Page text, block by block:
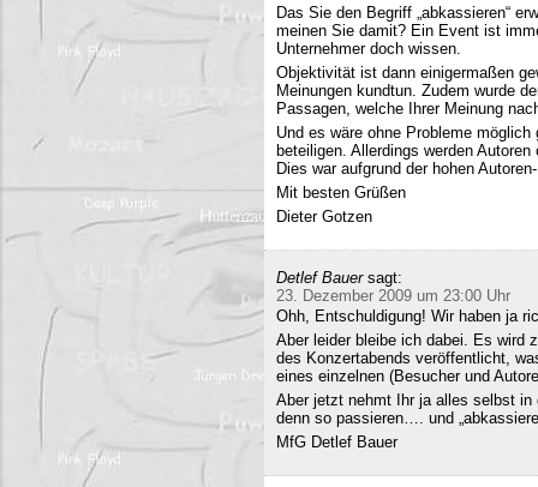
Das Sie den Begriff „abkassieren“
meinen Sie damit? Ein Event ist
Unternehmer doch wissen.
Objektivität ist dann einigermaßen
Meinungen kundtun. Zudem wurde
Passagen, welche Ihrer Meinung
Und es wäre ohne Probleme
beteiligen. Allerdings werden
Dies war aufgrund der hohen
Mit besten Grüßen
Dieter Gotzen
Detlef Bauer sagt:
23. Dezember 2009 um 23:00 Uhr
Ohh, Entschuldigung! Wir haben ja
Aber leider bleibe ich dabei. Es wird
des Konzertabends veröffentlicht,
eines einzelnen (Besucher und
Aber jetzt nehmt Ihr ja alles selbst
denn so passieren…. und
MfG Detlef Bauer